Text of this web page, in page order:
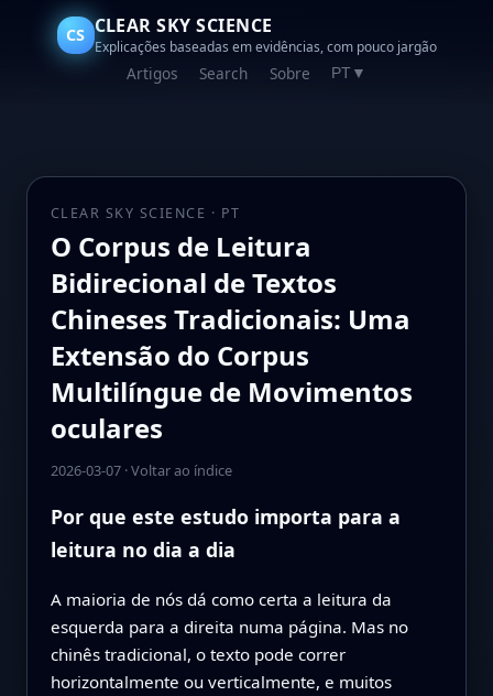
CS CLEAR SKY SCIENCE
Explicações baseadas em evidências, com pouco jargão
Artigos Search Sobre PT ▼
CLEAR SKY SCIENCE · PT
O Corpus de Leitura
Bidirecional de Textos
Chineses Tradicionais: Uma
Extensão do Corpus
Multilíngue de Movimentos
oculares
2026-03-07·Voltar ao índice
Por que este estudo importa para a
leitura no dia a dia
A maioria de nós dá como certa a leitura da
esquerda para a direita numa página. Mas no
chinês tradicional, o texto pode correr
horizontalmente ou verticalmente, e muitos